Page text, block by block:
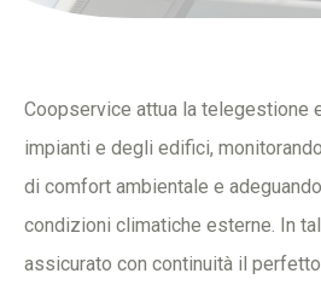
Coopservice attua la telegestione
impianti e degli edifici,
di comfort ambientale e
condizioni climatiche esterne. In
assicurato con continuità il